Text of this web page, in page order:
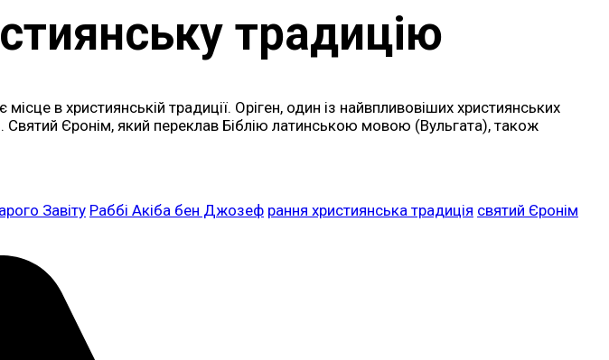
традицію
в християнській традиції. Оріген, один із найвпливовіших християнських
Святий Єронім, який переклав Біблію латинською мовою (Вульгата), також
Завіту Раббі Акіба бен Джозеф рання християнська традиція святий Єронім